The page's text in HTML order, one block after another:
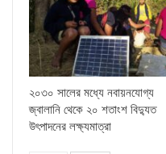
২০৩০ সালের মধ্যে নবায়নযোগ্য
জ্বালানি থেকে ২০ শতাংশ বিদ্যুত
উৎপাদনের লক্ষ্যমাত্রা